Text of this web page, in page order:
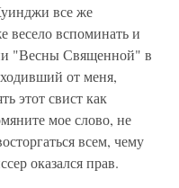
все же
весело вспоминать и
"Весны Священной" в
от меня,
этот свист как
мое слово, не
всем, чему
оказался прав.